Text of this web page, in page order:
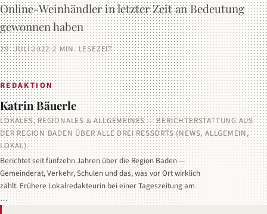
Online-Weinhändler in letzter Zeit an Bedeutung
gewonnen haben
29. JULI 2022·2 MIN. LESEZEIT
REDAKTION
Katrin Bäuerle
LOKALES, REGIONALES & ALLGEMEINES — BERICHTERSTATTUNG AUS
DER REGION BADEN ÜBER ALLE DREI RESSORTS (NEWS, ALLGEMEIN,
LOKAL).
Berichtet seit fünfzehn Jahren über die Region Baden —
Gemeinderat, Verkehr, Schulen und das, was vor Ort wirklich
zählt. Frühere Lokalredakteurin bei einer Tageszeitung am
…